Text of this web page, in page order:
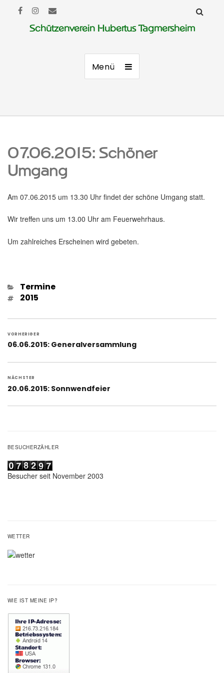
Schützenverein Hubertus Tagmersheim
Menü
07.06.2015: Schöner
Umgang
Am 07.06.2015 um 13.30 Uhr findet der schöne Umgang statt.
Wir treffen uns um 13.00 Uhr am Feuerwehrhaus.
Um zahlreiches Erscheinen wird gebeten.
Kategorien
Termine
Schlagwörter
2015
Beitragsnavigation
VORHERIGER
Vorheriger
06.06.2015: Generalversammlung
NÄCHSTER
Nächster
20.06.2015: Sonnwendfeier
BESUCHERZÄHLER
Besucher seit November 2003
WETTER
WIE IST MEINE IP?